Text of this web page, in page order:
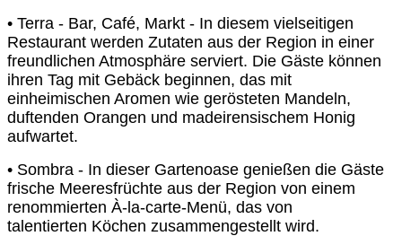
• Terra - Bar, Café, Markt - In diesem vielseitigen
Restaurant werden Zutaten aus der Region in einer
freundlichen Atmosphäre serviert. Die Gäste können
ihren Tag mit Gebäck beginnen, das mit
einheimischen Aromen wie gerösteten Mandeln,
duftenden Orangen und madeirensischem Honig
aufwartet.
• Sombra - In dieser Gartenoase genießen die Gäste
frische Meeresfrüchte aus der Region von einem
renommierten À-la-carte-Menü, das von
talentierten Köchen zusammengestellt wird.